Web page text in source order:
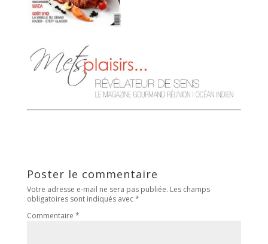
Poster le commentaire
Votre adresse e-mail ne sera pas publiée. Les champs
obligatoires sont indiqués avec*
Commentaire *